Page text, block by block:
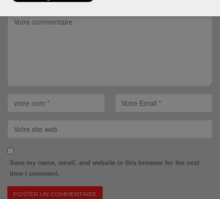
Save my name, email, and website in this browser for the next
time I comment.